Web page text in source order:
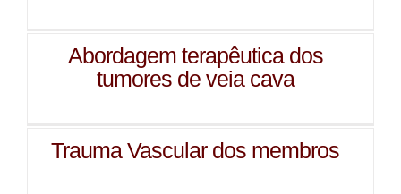
Abordagem terapêutica dos
tumores de veia cava
Trauma Vascular dos membros